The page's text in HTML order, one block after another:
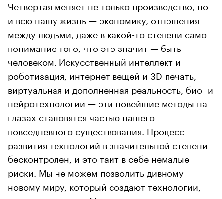
Четвертая меняет не только производство, но
и всю нашу жизнь — экономику, отношения
между людьми, даже в какой-то степени само
понимание того, что это значит — быть
человеком. Искусственный интеллект и
роботизация, интернет вещей и 3D-печать,
виртуальная и дополненная реальность, био- и
нейротехнологии — эти новейшие методы на
глазах становятся частью нашего
повседневного существования. Процесс
развития технологий в значительной степени
бесконтролен, и это таит в себе немалые
риски. Мы не можем позволить дивному
новому миру, который создают технологии,